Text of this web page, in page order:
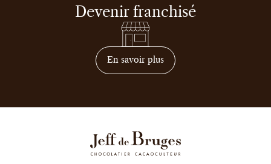
Devenir franchisé
En savoir plussur comment devenir